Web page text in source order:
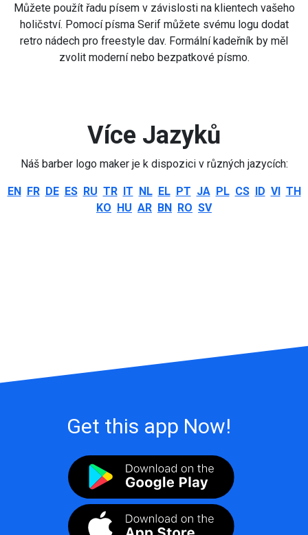
Můžete použít řadu písem v závislosti na klientech vašeho
holičství. Pomocí písma Serif můžete svému logu dodat
retro nádech pro freestyle dav. Formální kadeřník by měl
zvolit moderní nebo bezpatkové písmo.
Více Jazyků
Náš barber logo maker je k dispozici v různých jazycích:
EN FR DE ES RU TR IT NL EL PT JA PL CS ID VI TH
KO HU AR BN RO SV
Get this app Now!